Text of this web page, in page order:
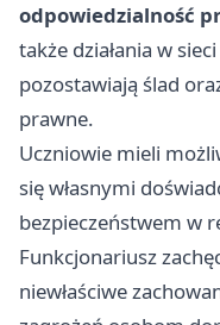
odpowiedzialność
także działania w
pozostawiają ślad
prawne.
Uczniowie mieli
się własnymi
bezpieczeństwem w
Funkcjonariusz
niewłaściwe